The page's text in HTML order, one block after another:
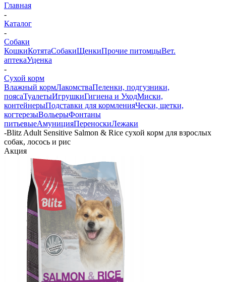
Главная
-
Каталог
-
Собаки
КошкиКотятаСобакиЩенкиПрочие питомцыВет.
аптекаУценка
-
Сухой корм
Влажный кормЛакомстваПеленки, подгузники,
поясаТуалетыИгрушкиГигиена и УходМиски,
контейнерыПодставки для кормленияЧески, щетки,
когтерезыВольерыФонтаны
питьевыеАмуницияПереноскиЛежаки
-Blitz Adult Sensitive Salmon & Rice сухой корм для взрослых
собак, лосось и рис
Акция